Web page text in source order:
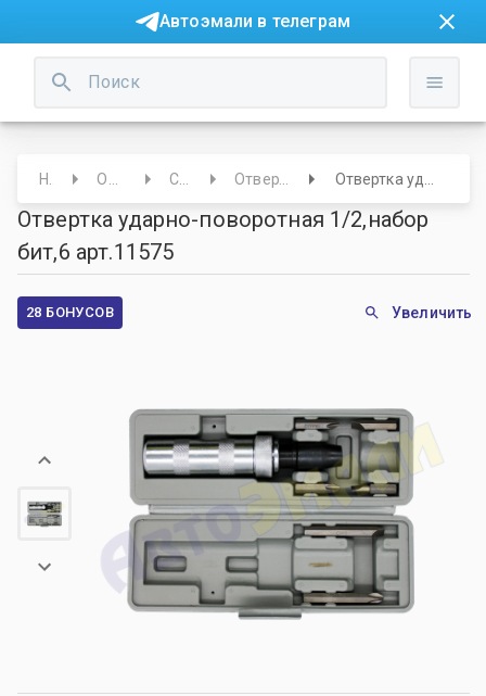
Автоэмали в телеграм
Отвертки/Ключи/Трещотки
Отвертка ударно-поворотная 1/2,набор
бит,6 арт.11575
28 БОНУСОВ Увеличить